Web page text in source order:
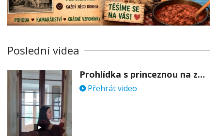
Poslední videa
Prohlídka s princeznou na zámku Stekník
Přehrát video